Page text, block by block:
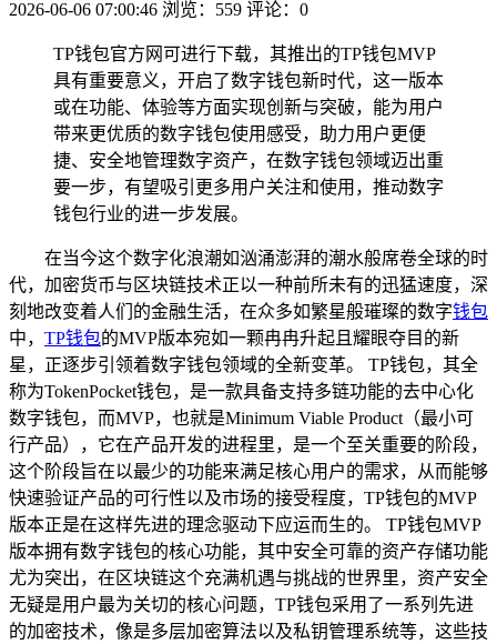
2026-06-06 07:00:46 浏览：559 评论：0
TP钱包官方网可进行下载，其推出的TP钱包MVP
具有重要意义，开启了数字钱包新时代，这一版本
或在功能、体验等方面实现创新与突破，能为用户
带来更优质的数字钱包使用感受，助力用户更便
捷、安全地管理数字资产，在数字钱包领域迈出重
要一步，有望吸引更多用户关注和使用，推动数字
钱包行业的进一步发展。
在当今这个数字化浪潮如汹涌澎湃的潮水般席卷全球的时
代，加密货币与区块链技术正以一种前所未有的迅猛速度，深
刻地改变着人们的金融生活，在众多如繁星般璀璨的数字钱包
中， TP钱包的MVP版本宛如一颗冉冉升起且耀眼夺目的新
星，正逐步引领着数字钱包领域的全新变革。 TP钱包，其全
称为TokenPocket钱包，是一款具备支持多链功能的去中心化
数字钱包，而MVP，也就是Minimum Viable Product（最小可
行产品），它在产品开发的进程里，是一个至关重要的阶段，
这个阶段旨在以最少的功能来满足核心用户的需求，从而能够
快速验证产品的可行性以及市场的接受程度，TP钱包的MVP
版本正是在这样先进的理念驱动下应运而生的。 TP钱包MVP
版本拥有数字钱包的核心功能，其中安全可靠的资产存储功能
尤为突出，在区块链这个充满机遇与挑战的世界里，资产安全
无疑是用户最为关切的核心问题，TP钱包采用了一系列先进
的加密技术，像是多层加密算法以及私钥管理系统等，这些技